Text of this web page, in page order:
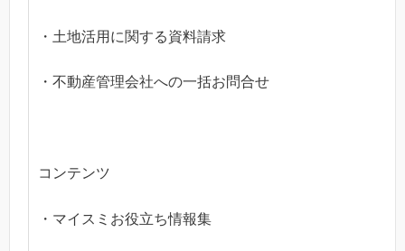
・土地活用に関する資料請求
・不動産管理会社への一括お問合せ
コンテンツ
・マイスミお役立ち情報集